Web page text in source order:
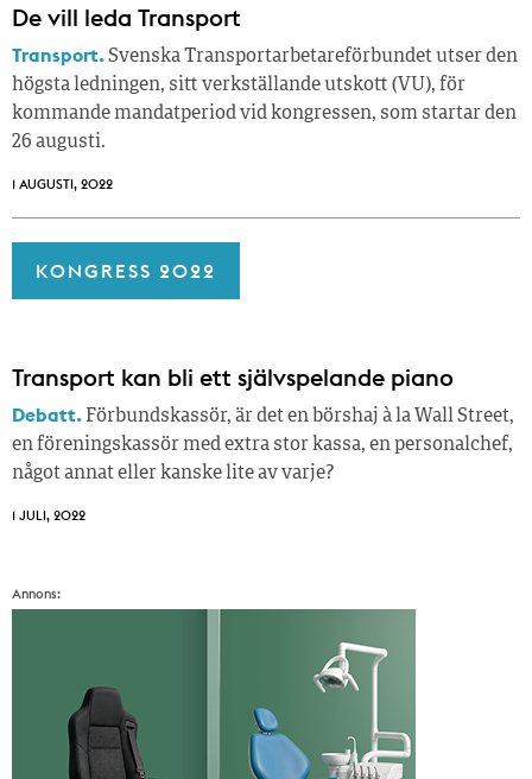
De vill leda Transport
Transport.Svenska Transportarbetareförbundet utser den
högsta ledningen, sitt verkställande utskott (VU), för
kommande mandatperiod vid kongressen, som startar den
26 augusti.
1 AUGUSTI, 2022
KONGRESS 2022
Transport kan bli ett självspelande piano
Debatt. Förbundskassör, är det en börshaj à la Wall Street,
en föreningskassör med extra stor kassa, en personalchef,
något annat eller kanske lite av varje?
1 JULI, 2022
Annons: